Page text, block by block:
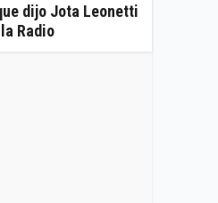
dijo Jota Leonetti
Radio